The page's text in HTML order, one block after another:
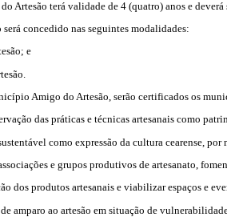
Artesão terá validade de 4 (quatro) anos e
concedido nas seguintes modalidades:
e
Amigo do Artesão, serão certificados os
das práticas e técnicas artesanais como
como expressão da cultura cearense,
e grupos produtivos de artesanato,
dos produtos artesanais e viabilizar espaços e
amparo ao artesão em situação de